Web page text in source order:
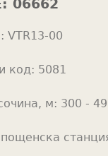
06662
VTR13-00
код: 5081
м: 300 -